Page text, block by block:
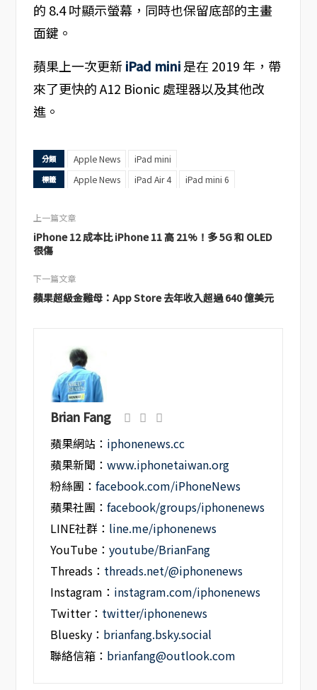
的 8.4 吋顯示螢幕，同時也保留底部的主畫
面鍵。
蘋果上一次更新iPad mini是在 2019 年，帶
來了更快的 A12 Bionic 處理器以及其他改
進。
分類 Apple News iPad mini
標籤 Apple News iPad Air 4 iPad mini 6
上一篇文章
iPhone 12 成本比 iPhone 11 高 21%！多 5G 和 OLED
很傷
下一篇文章
蘋果超級金雞母：App Store 去年收入超過 640 億美元
Brian Fang
蘋果網站： iphonenews.cc
蘋果新聞：www.iphonetaiwan.org
粉絲團：facebook.com/iPhoneNews
蘋果社團：facebook/groups/iphonenews
LINE社群： line.me/iphonenews
YouTube：youtube/BrianFang
Threads： threads.net/@iphonenews
Instagram： instagram.com/iphonenews
Twitter： twitter/iphonenews
Bluesky： brianfang.bsky.social
聯絡信箱： brianfang@outlook.com